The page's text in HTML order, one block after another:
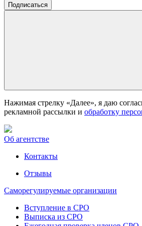
Нажимая стрелку «Далее», я даю
рекламной рассылки и обработку
Об агентстве
Контакты
Отзывы
Саморегулируемые организации
Вступление в СРО
Выписка из СРО